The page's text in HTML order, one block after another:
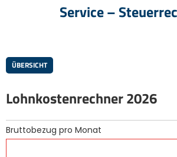
Service –
ÜBERSICHT
Lohnkostenrechner 2026
Bruttobezug pro Monat